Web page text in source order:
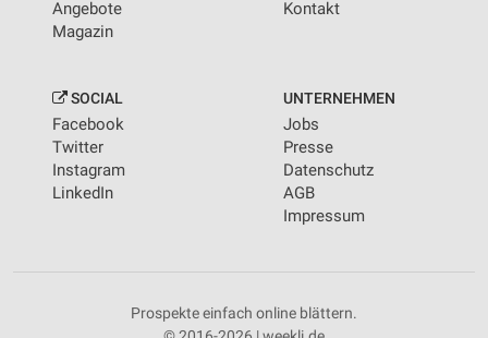
Angebote
Magazin
Kontakt
SOCIAL
Facebook
Twitter
Instagram
LinkedIn
UNTERNEHMEN
Jobs
Presse
Datenschutz
AGB
Impressum
Prospekte einfach online blättern.